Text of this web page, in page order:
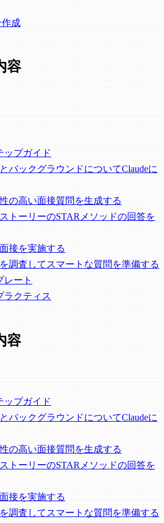
作成
容
ップガイド
バックグラウンドについてClaudeに
の高い面接質問を生成する
トーリーのSTARメソッドの回答を
接を実施する
調査してスマートな質問を準備する
レート
ラクティス
容
ップガイド
バックグラウンドについてClaudeに
の高い面接質問を生成する
トーリーのSTARメソッドの回答を
接を実施する
調査してスマートな質問を準備する